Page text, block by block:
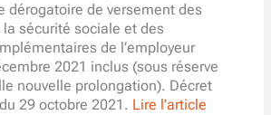
dérogatoire de versement des
sécurité sociale et des
de l’employeur
2021 inclus (sous réserve
nouvelle prolongation). Décret
29 octobre 2021. Lire l’article